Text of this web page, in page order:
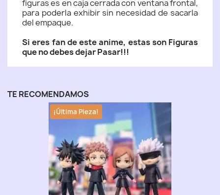
figuras es en caja cerrada con ventana frontal,
para poderla exhibir sin necesidad de sacarla
del empaque.
Si eres fan de este anime, estas son Figuras
que no debes dejar Pasar!!!
TE RECOMENDAMOS
¡Última Pieza!